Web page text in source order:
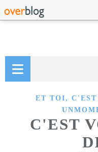
ET TOI, C'EST
C'EST